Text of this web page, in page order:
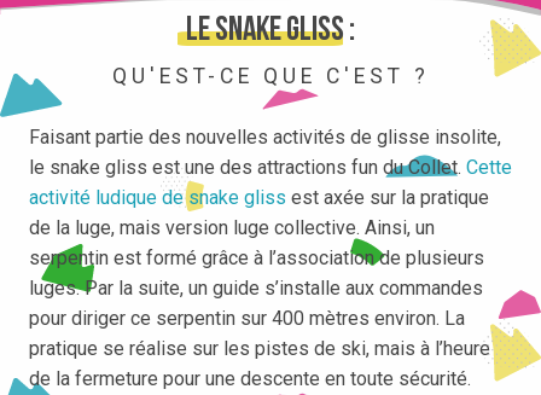
Le snake gliss :
QU'EST-CE QUE C'EST ?
Faisant partie des nouvelles activités de glisse insolite,
le snake gliss est une des attractions fun du Collet. Cette
activité ludique de snake gliss est axée sur la pratique
de la luge, mais version luge collective. Ainsi, un
serpentin est formé grâce à l’association de plusieurs
luges. Par la suite, un guide s’installe aux commandes
pour diriger ce serpentin sur 400 mètres environ. La
pratique se réalise sur les pistes de ski, mais à l’heure
de la fermeture pour une descente en toute sécurité.